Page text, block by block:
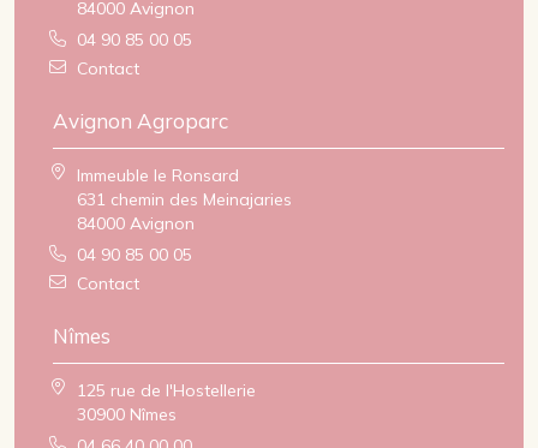
84000 Avignon
04 90 85 00 05
Contact
Avignon Agroparc
Immeuble le Ronsard
631 chemin des Meinajaries
84000 Avignon
04 90 85 00 05
Contact
Nîmes
125 rue de l'Hostellerie
30900 Nîmes